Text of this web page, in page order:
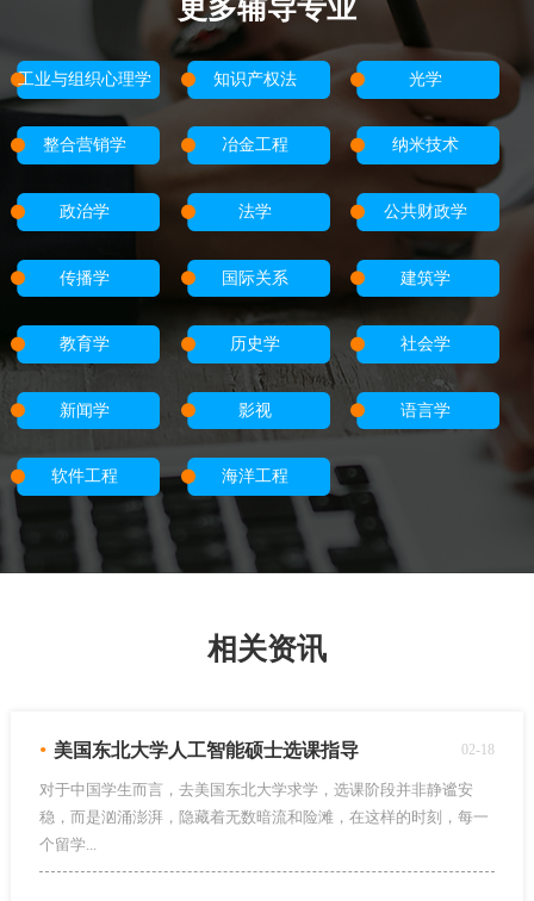
更多辅导专业
工业与组织心理学 知识产权法 光学
整合营销学 冶金工程 纳米技术
政治学 法学 公共财政学
传播学 国际关系 建筑学
教育学 历史学 社会学
新闻学 影视 语言学
软件工程 海洋工程
相关资讯
• 美国东北大学人工智能硕士选课指导 02-18
对于中国学生而言，去美国东北大学求学，选课阶段并非静谧安
稳，而是汹涌澎湃，隐藏着无数暗流和险滩，在这样的时刻，每一
个留学...